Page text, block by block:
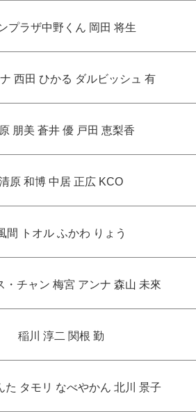
プラザ中野くん 岡田 将生
西田 ひかる ダルビッシュ 有
朋美 蒼井 優 戸田 恵梨香
原 和博 中居 正広 KCO
間 トオル ふかわ りょう
・チャン 梅宮 アンナ 森山 未來
稲川 淳二 関根 勤
た タモリ なべやかん 北川 景子